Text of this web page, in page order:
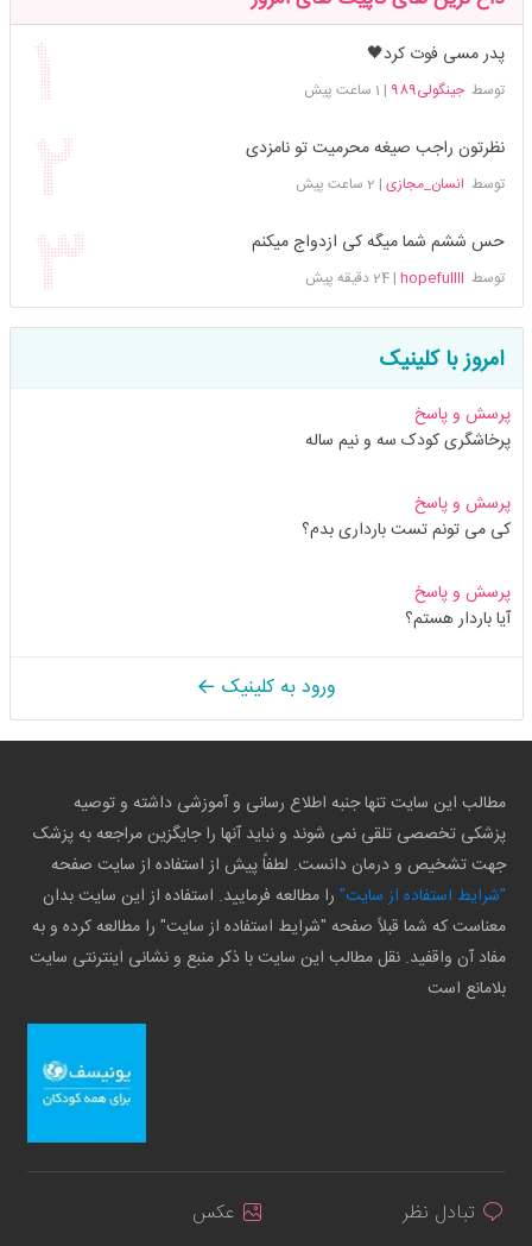
پدر مسی فوت کرد🖤
توسطجینگولی989 | 1 ساعت پیش
نظرتون راجب صیغه محرمیت تو نامزدی
توسط انسان_مجازی | 2 ساعت پیش
حس ششم شما میگه کی ازدواج میکنم
توسط hopefullll
|24 دقیقه پیش
امروز با کلینیک
پرسش و پاسخ
پرخاشگری کودک سه و نیم ساله
پرسش و پاسخ
کی می تونم تست بارداری بدم؟
پرسش و پاسخ
آیا باردار هستم؟
ورود به کلینیک
مطالب این سایت تنها جنبه اطلاع رسانی و آموزشی داشته و توصیه
پزشکی تخصصی تلقی نمی شوند و نباید آنها را جایگزین مراجعه به پزشک
جهت تشخیص و درمان دانست. لطفاً پیش از استفاده از سایت صفحه
"شرایط استفاده از سایت" را مطالعه فرمایید. استفاده از این سایت بدان
معناست که شما قبلاً صفحه "شرایط استفاده از سایت" را مطالعه کرده و به
مفاد آن واقفید. نقل مطالب این سایت با ذکر منبع و نشانی اینترنتی سایت
بلامانع است
تبادل نظر
عکس